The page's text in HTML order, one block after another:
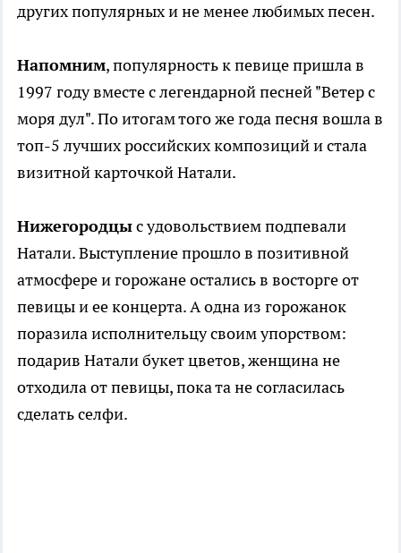
других популярных и не менее любимых песен.
Напомним, популярность к певице пришла в
1997 году вместе с легендарной песней "Ветер с
моря дул". По итогам того же года песня вошла в
топ-5 лучших российских композиций и стала
визитной карточкой Натали.
Нижегородцыс удовольствием подпевали
Натали. Выступление прошло в позитивной
атмосфере и горожане остались в восторге от
певицы и ее концерта. А одна из горожанок
поразила исполнительцу своим упорством:
подарив Натали букет цветов, женщина не
отходила от певицы, пока та не согласилась
сделать селфи.